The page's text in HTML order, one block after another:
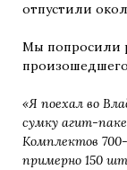
отпустили
Мы попросили
«Я поехал во
сумку агит-
Комплектов
примерно 150